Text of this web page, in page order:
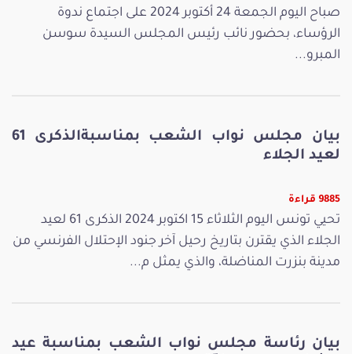
صباح اليوم الجمعة 24 أكتوبر 2024 على اجتماع ندوة
الرؤساء، بحضور نائب رئيس المجلس السيدة سوسن
المبرو...
بيان مجلس نواب الشعب بمناسبةالذكرى 61
لعيد الجلاء
9885 قراءة
تحيي تونس اليوم الثلاثاء 15 اكتوبر 2024 الذكرى 61 لعيد
الجلاء الذي يقترن بتاريخ رحيل آخر جنود الإحتلال الفرنسي من
مدينة بنزرت المناضلة، والذي يمثل م...
بيان رئاسة مجلس نواب الشعب بمناسبة عيد